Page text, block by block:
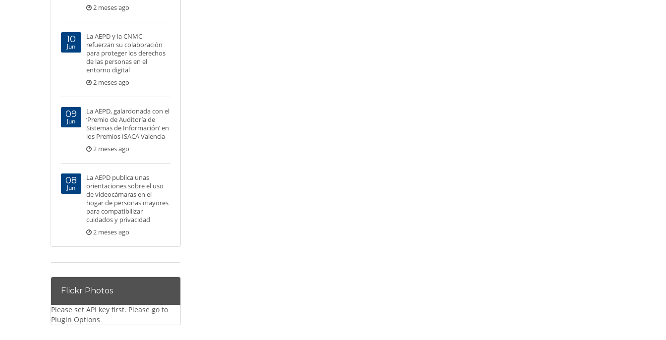
2 meses ago
10
Jun
La AEPD y la CNMC
refuerzan su colaboración
para proteger los derechos
de las personas en el
entorno digital
2 meses ago
09
Jun
La AEPD, galardonada con el
‘Premio de Auditoría de
Sistemas de Información’ en
los Premios ISACA Valencia
2 meses ago
08
Jun
La AEPD publica unas
orientaciones sobre el uso
de videocámaras en el
hogar de personas mayores
para compatibilizar
cuidados y privacidad
2 meses ago
Flickr Photos
Please set API key first. Please go to
Plugin Options